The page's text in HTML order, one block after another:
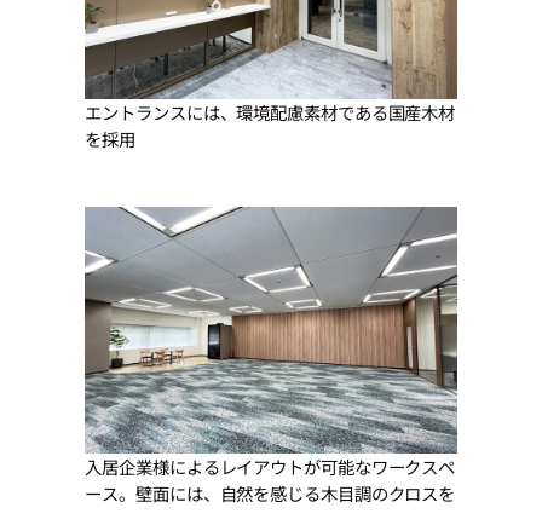
エントランスには、環境配慮素材である国産木材
を採用
入居企業様によるレイアウトが可能なワークスペ
ース。壁面には、自然を感じる木目調のクロスを